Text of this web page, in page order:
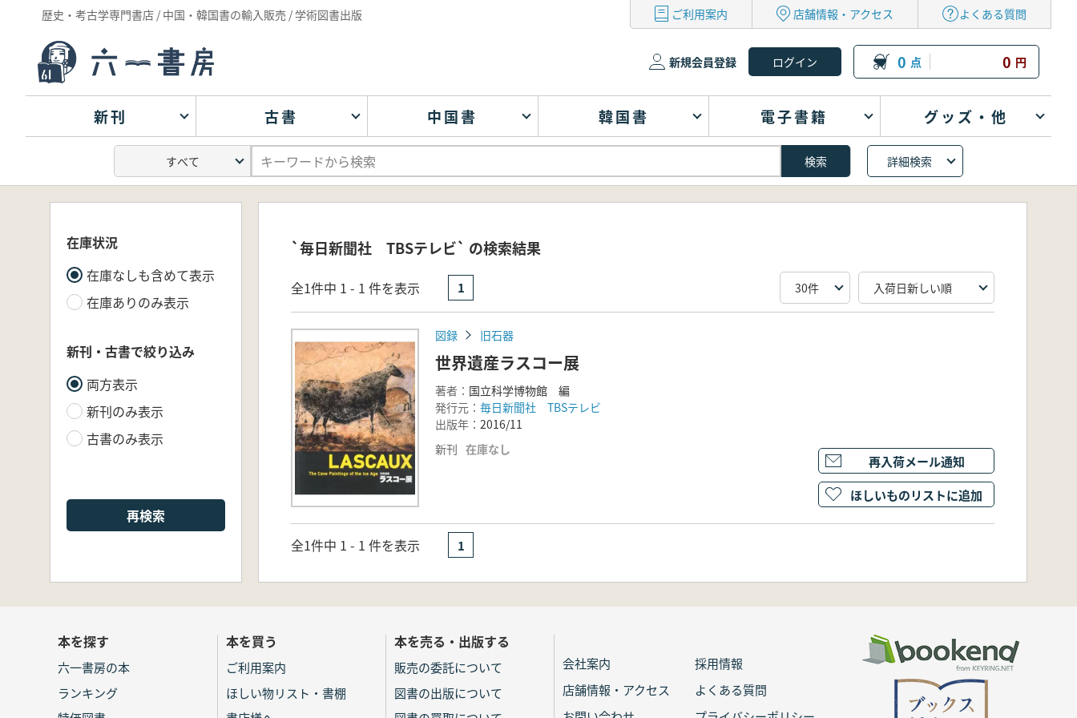
歴史・考古学専門書店 / 中国・韓国書の輸入販売 / 学術図書出版 ご利用案内 店舗情報・アクセス よくある質問
新規会員登録 0 点 0 円
新刊 古書 中国書 韓国書 電子書籍 グッズ・他
詳細検索
在庫状況
在庫なしも含めて表示
在庫ありのみ表示
新刊・古書で絞り込み
両方表示
新刊のみ表示
古書のみ表示
再検索
`毎日新聞社 TBSテレビ` の検索結果
全1件中 1 - 1 件を表示 1
図録 旧石器
世界遺産ラスコー展
著者： 国立科学博物館 編
発行元： 毎日新聞社 TBSテレビ
出版年： 2016/11
新刊 在庫なし
再入荷メール通知
ほしいものリストに追加
全1件中 1 - 1 件を表示 1
本を探す
六一書房の本
ランキング
本を買う
ご利用案内
ほしい物リスト・書棚
本を売る・出版する
販売の委託について
図書の出版について
会社案内
採用情報
店舗情報・アクセス
よくある質問